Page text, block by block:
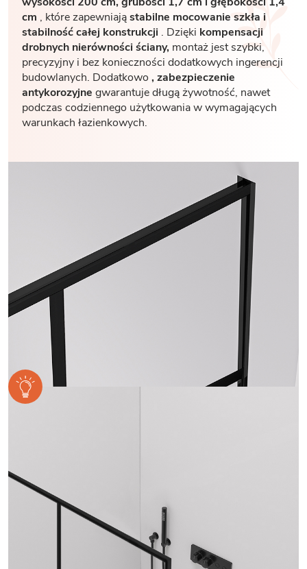
cm , które zapewniająstabilne mocowanie szkła i
stabilność całej konstrukcji . Dzięki kompensacji
drobnych nierówności ściany, montaż jest szybki,
precyzyjny i bez konieczności dodatkowych ingerencji
budowlanych. Dodatkowo , zabezpieczenie
antykorozyjne gwarantuje długą żywotność, nawet
podczas codziennego użytkowania w wymagających
warunkach łazienkowych.